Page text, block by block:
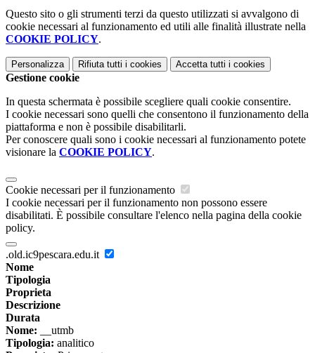
Questo sito o gli strumenti terzi da questo utilizzati si avvalgono di
cookie necessari al funzionamento ed utili alle finalità illustrate nella
COOKIE POLICY.
Personalizza Rifiuta tutti i cookies Accetta tutti i cookies
Gestione cookie
In questa schermata è possibile scegliere quali cookie consentire.
I cookie necessari sono quelli che consentono il funzionamento della
piattaforma e non è possibile disabilitarli.
Per conoscere quali sono i cookie necessari al funzionamento potete
visionare la COOKIE POLICY.
Cookie necessari per il funzionamento
I cookie necessari per il funzionamento non possono essere
disabilitati. È possibile consultare l'elenco nella pagina della cookie
policy.
.old.ic9pescara.edu.it
Nome
Tipologia
Proprieta
Descrizione
Durata
Nome: __utmb
Tipologia: analitico